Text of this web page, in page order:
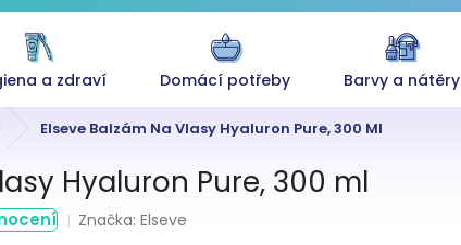
a zdraví Domácí potřeby Barvy a nátěry
Elseve Balzám Na Vlasy Hyaluron Pure, 300 Ml
Hyaluron Pure, 300 ml
Značka:Elseve